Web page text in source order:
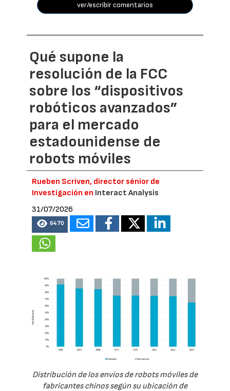
ver/escribir comentarios
Qué supone la
resolución de la FCC
sobre los “dispositivos
robóticos avanzados”
para el mercado
estadounidense de
robots móviles
Rueben Scriven, director sénior de
Investigación en Interact Analysis
31/07/2026
6470
Distribución de los envíos de robots móviles de
fabricantes chinos según su ubicación de